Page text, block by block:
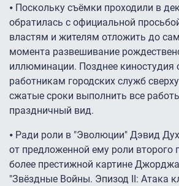
⦁ Поскольку съёмки проходили в
обратилась с официальной
властям и жителям отложить до
момента развешивание
иллюминации. Позднее киностудия
работникам городских служб
сжатые сроки выполнить все
праздничный вид.
⦁ Ради роли в "Эволюции" Дэвид
от предложенной ему роли второго
более престижной картине
"Звёздные Войны. Эпизод II: Атака